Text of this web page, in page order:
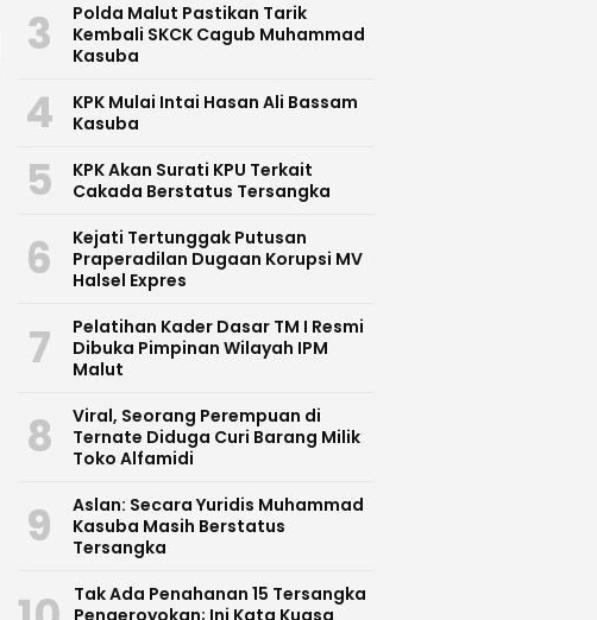
3
Polda Malut Pastikan Tarik
Kembali SKCK Cagub Muhammad
Kasuba
4
KPK Mulai Intai Hasan Ali Bassam
Kasuba
5
KPK Akan Surati KPU Terkait
Cakada Berstatus Tersangka
6
Kejati Tertunggak Putusan
Praperadilan Dugaan Korupsi MV
Halsel Expres
7
Pelatihan Kader Dasar TM I Resmi
Dibuka Pimpinan Wilayah IPM
Malut
8
Viral, Seorang Perempuan di
Ternate Diduga Curi Barang Milik
Toko Alfamidi
9
Aslan: Secara Yuridis Muhammad
Kasuba Masih Berstatus
Tersangka
Tak Ada Penahanan 15 Tersangka
Pengeroyokan; Ini Kata Kuasa